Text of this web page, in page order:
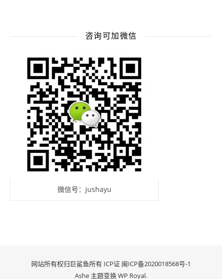
咨询可加微信
微信号：jushayu
网站所有权归巨鲨鱼所有 ICP证 闽ICP备2020018568号-1
Ashe 主题变换WP Royal.